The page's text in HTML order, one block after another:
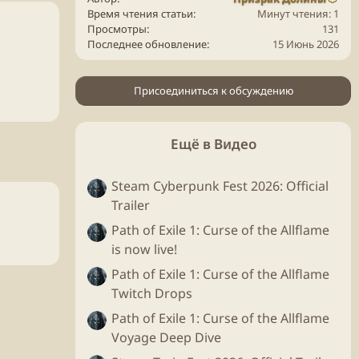
Время чтения статьи
Минут чтения: 1
Просмотры
131
Последнее обновление
15 Июнь 2026
Присоединиться к обсуждению
Ещё в Видео
Steam Cyberpunk Fest 2026: Official
Trailer
Path of Exile 1: Curse of the Allflame
is now live!
Path of Exile 1: Curse of the Allflame
Twitch Drops
Path of Exile 1: Curse of the Allflame
Voyage Deep Dive